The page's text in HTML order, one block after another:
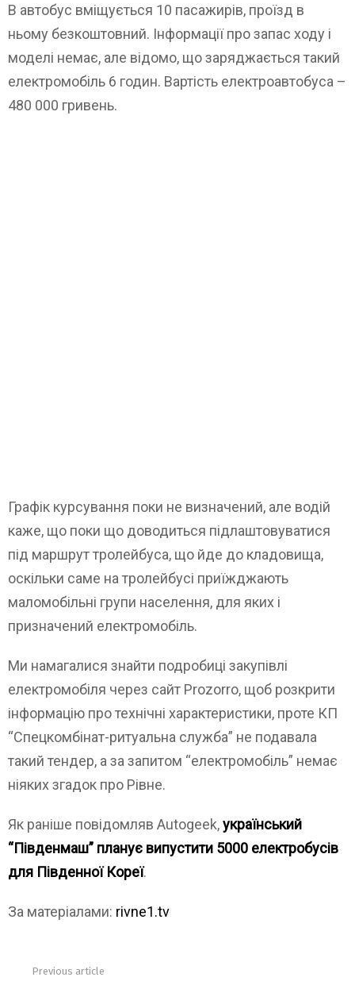
В автобус вміщується 10 пасажирів, проїзд в
ньому безкоштовний. Інформації про запас ходу і
моделі немає, але відомо, що заряджається такий
електромобіль 6 годин. Вартість електроавтобуса –
480 000 гривень.
Графік курсування поки не визначений, але водій
каже, що поки що доводиться підлаштовуватися
під маршрут тролейбуса, що йде до кладовища,
оскільки саме на тролейбусі приїжджають
маломобільні групи населення, для яких і
призначений електромобіль.
Ми намагалися знайти подробиці закупівлі
електромобіля через сайт Prozorro, щоб розкрити
інформацію про технічні характеристики, проте КП
“Спецкомбінат-ритуальна служба” не подавала
такий тендер, а за запитом “електромобіль” немає
ніяких згадок про Рівне.
Як раніше повідомляв Autogeek,український
“Південмаш” планує випустити 5000 електробусів
для Південної Кореї.
За матеріалами: rivne1.tv
Previous article